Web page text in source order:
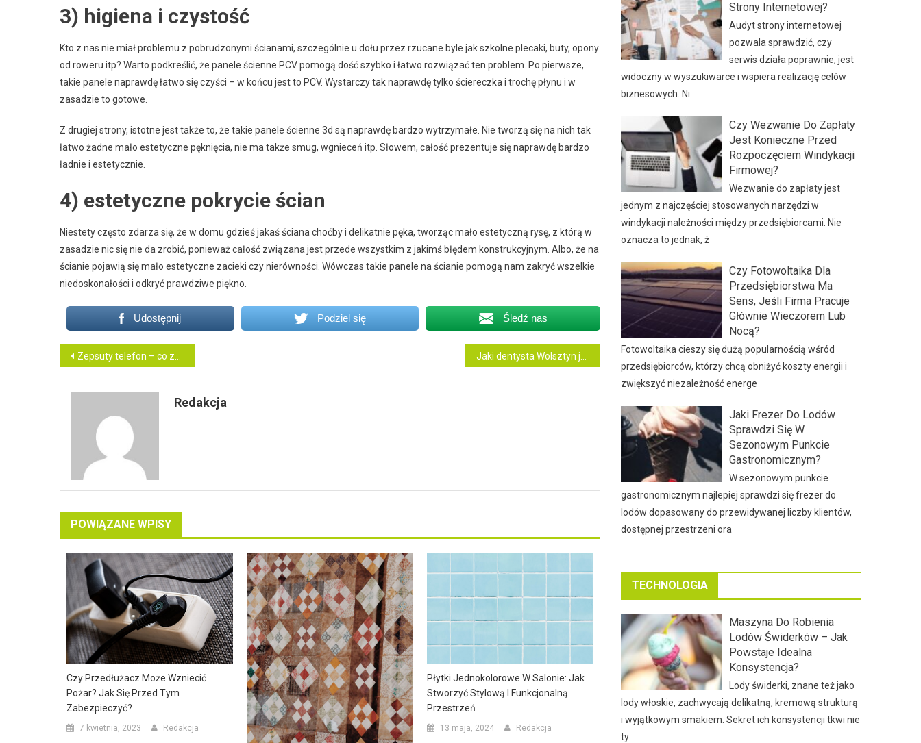
3) higiena i czystość
Kto z nas nie miał problemu z pobrudzonymi ścianami, szczególnie u dołu przez rzucane byle jak szkolne plecaki, buty, opony
od roweru itp? Warto podkreślić, że panele ścienne PCV pomogą dość szybko i łatwo rozwiązać ten problem. Po pierwsze,
takie panele naprawdę łatwo się czyści – w końcu jest to PCV. Wystarczy tak naprawdę tylko ściereczka i trochę płynu i w
zasadzie to gotowe.
Z drugiej strony, istotne jest także to, że takie panele ścienne 3d są naprawdę bardzo wytrzymałe. Nie tworzą się na nich tak
łatwo żadne mało estetyczne pęknięcia, nie ma także smug, wgnieceń itp. Słowem, całość prezentuje się naprawdę bardzo
ładnie i estetycznie.
4) estetyczne pokrycie ścian
Niestety często zdarza się, że w domu gdzieś jakaś ściana choćby i delikatnie pęka, tworząc mało estetyczną rysę, z którą w
zasadzie nic się nie da zrobić, ponieważ całość związana jest przede wszystkim z jakimś błędem konstrukcyjnym. Albo, że na
ścianie pojawią się mało estetyczne zacieki czy nierówności. Wówczas takie panele na ścianie pomogą nam zakryć wszelkie
niedoskonałości i odkryć prawdziwe piękno.
Udostępnij Podziel się Śledź nas
Nawigacja
wpisu
Zepsuty telefon – co zrobić?
Redakcja
POWIĄZANE WPISY
Czy Przedłużacz Może Wzniecić
Pożar? Jak Się Przed Tym
Zabezpieczyć?
7 kwietnia, 2023 Redakcja
Płytki Jednokolorowe W Salonie: Jak
Stworzyć Stylową I Funkcjonalną
Przestrzeń
13 maja, 2024 Redakcja
Strony Internetowej?
Audyt strony internetowej
pozwala sprawdzić, czy
serwis działa poprawnie, jest
widoczny w wyszukiwarce i wspiera realizację celów
biznesowych. Ni
Czy Wezwanie Do Zapłaty
Jest Konieczne Przed
Rozpoczęciem Windykacji
Firmowej?
Wezwanie do zapłaty jest
jednym z najczęściej stosowanych narzędzi w
windykacji należności między przedsiębiorcami. Nie
oznacza to jednak, ż
Czy Fotowoltaika Dla
Przedsiębiorstwa Ma
Sens, Jeśli Firma Pracuje
Głównie Wieczorem Lub
Nocą?
Fotowoltaika cieszy się dużą popularnością wśród
przedsiębiorców, którzy chcą obniżyć koszty energii i
zwiększyć niezależność energe
Jaki Frezer Do Lodów
Sprawdzi Się W
Sezonowym Punkcie
Gastronomicznym?
W sezonowym punkcie
gastronomicznym najlepiej sprawdzi się frezer do
lodów dopasowany do przewidywanej liczby klientów,
dostępnej przestrzeni ora
TECHNOLOGIA
Maszyna Do Robienia
Lodów Świderków – Jak
Powstaje Idealna
Konsystencja?
Lody świderki, znane też jako
lody włoskie, zachwycają delikatną, kremową strukturą
i wyjątkowym smakiem. Sekret ich konsystencji tkwi nie
ty